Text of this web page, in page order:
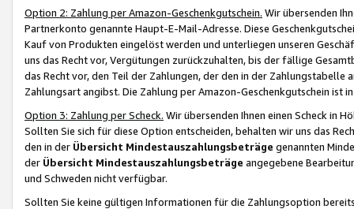
Option 2: Zahlung per Amazon-Geschenkgutschein. Wir übersenden
Partnerkonto genannte Haupt-E-Mail-Adresse. Diese
Kauf von Produkten eingelöst werden und unterliegen unseren
uns das Recht vor, Vergütungen zurückzuhalten, bis der fällige
das Recht vor, den Teil der Zahlungen, der den in der
Zahlungsart angibst. Die Zahlung per Amazon-Geschenkgutschein ist
Option 3: Zahlung per Scheck. Wir übersenden Ihnen einen Scheck in
Sollten Sie sich für diese Option entscheiden, behalten wir uns das
den in der Übersicht Mindestauszahlungsbeträge genannten
der Übersicht Mindestauszahlungsbeträge angegebene
und Schweden nicht verfügbar.
Sollten Sie keine gültigen Informationen für die Zahlungsoption